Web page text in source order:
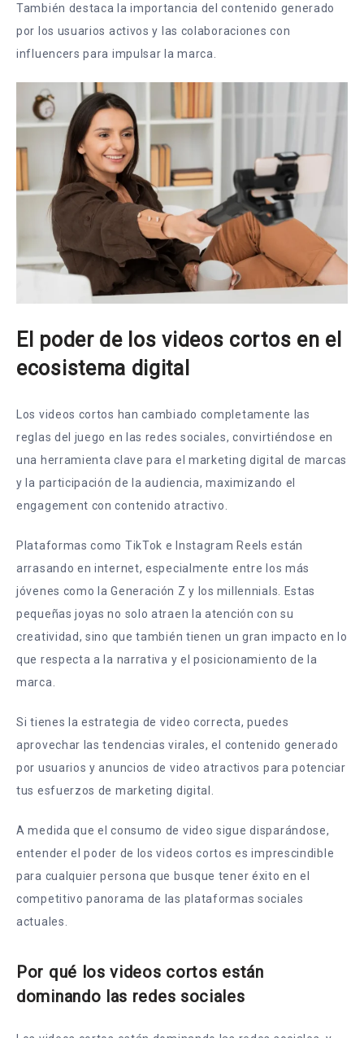
También destaca la importancia del contenido generado
por los usuarios activos y las colaboraciones con
influencers para impulsar la marca.
El poder de los videos cortos en el
ecosistema digital
Los videos cortos han cambiado completamente las
reglas del juego en las redes sociales, convirtiéndose en
una herramienta clave para el marketing digital de marcas
y la participación de la audiencia, maximizando el
engagement con contenido atractivo.
Plataformas como TikTok e Instagram Reels están
arrasando en internet, especialmente entre los más
jóvenes como la Generación Z y los millennials. Estas
pequeñas joyas no solo atraen la atención con su
creatividad, sino que también tienen un gran impacto en lo
que respecta a la narrativa y el posicionamiento de la
marca.
Si tienes la estrategia de video correcta, puedes
aprovechar las tendencias virales, el contenido generado
por usuarios y anuncios de video atractivos para potenciar
tus esfuerzos de marketing digital.
A medida que el consumo de video sigue disparándose,
entender el poder de los videos cortos es imprescindible
para cualquier persona que busque tener éxito en el
competitivo panorama de las plataformas sociales
actuales.
Por qué los videos cortos están
dominando las redes sociales